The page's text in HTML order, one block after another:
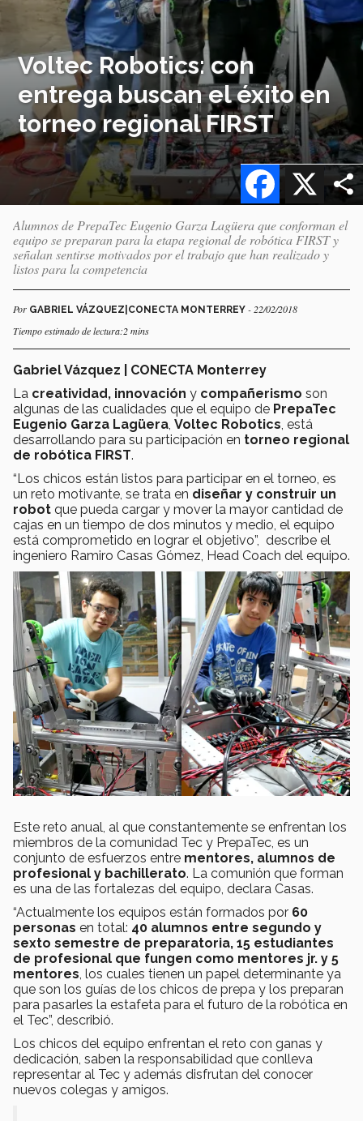
Voltec Robotics: con
entrega buscan el éxito en
torneo regional FIRST
X
Facebook
Alumnos de PrepaTec Eugenio Garza Lagüera que conforman el
equipo se preparan para la etapa regional de robótica FIRST y
señalan sentirse motivados por el trabajo que han realizado y
listos para la competencia
Por GABRIEL VÁZQUEZ|CONECTA MONTERREY - 22/02/2018
Tiempo estimado de lectura:2 mins
Gabriel Vázquez | CONECTA Monterrey
La creatividad, innovación y compañerismo son
algunas de las cualidades que el equipo de PrepaTec
Eugenio Garza Lagüera Voltec Robotics , está
desarrollando para su participación en torneo regional
de robótica FIRST.
“Los chicos están listos para participar en el torneo, es
un reto motivante, se trata en diseñar y construir un
robot que pueda cargar y mover la mayor cantidad de
cajas en un tiempo de dos minutos y medio, el equipo
está comprometido en lograr el objetivo”, describe el
ingeniero Ramiro Casas Gómez, Head Coach del equipo.
Este reto anual, al que constantemente se enfrentan los
miembros de la comunidad Tec y PrepaTec, es un
conjunto de esfuerzos entre mentores, alumnos de
profesional y bachillerato. La comunión que forman
es una de las fortalezas del equipo, declara Casas.
“Actualmente los equipos están formados por 60
personas en total: 40 alumnos entre segundo y
sexto semestre de preparatoria, 15 estudiantes
de profesional que fungen como mentores jr. y 5
mentores, los cuales tienen un papel determinante ya
que son los guías de los chicos de prepa y los preparan
para pasarles la estafeta para el futuro de la robótica en
el Tec”, describió.
Los chicos del equipo enfrentan el reto con ganas y
dedicación, saben la responsabilidad que conlleva
representar al Tec y además disfrutan del conocer
nuevos colegas y amigos.